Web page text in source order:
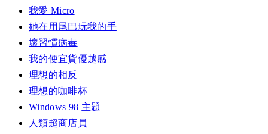
我愛 Micro
她在用尾巴玩我的手
壞習慣病毒
我的便宜貨優越感
理想的相反
理想的咖啡杯
Windows 98 主題
人類超商店員